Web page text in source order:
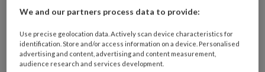
Innoveren en Onderzoeken
boosdoenersal jarenlang
bekend >>
We and our partners process data to provide:
Use precise geolocation data. Actively scan device characteristics for
identification. Store and/or access information on a device. Personalised
advertising and content, advertising and content measurement,
audience research and services development.